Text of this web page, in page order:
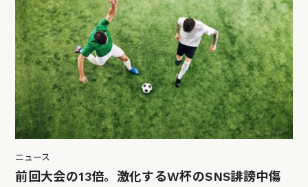
ニュース
前回大会の13倍。激化するW杯のSNS誹謗中傷